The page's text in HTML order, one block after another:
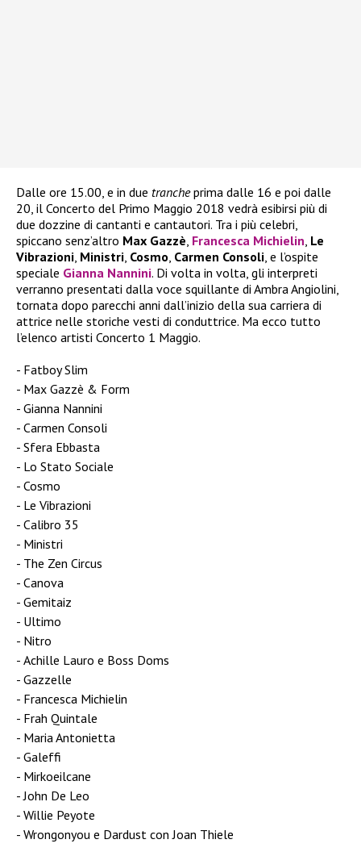
Dalle ore 15.00, e in due trancheprima dalle 16 e poi dalle
20, il Concerto del Primo Maggio 2018 vedrà esibirsi più di
due dozzine di cantanti e cantautori. Tra i più celebri,
spiccano senz’altro Max Gazzè Francesca Michielin Le
Vibrazioni Ministri Cosmo Carmen Consoli , e l’ospite
speciale Gianna Nannini. Di volta in volta, gli interpreti
verranno presentati dalla voce squillante di Ambra Angiolini,
tornata dopo parecchi anni dall’inizio della sua carriera di
attrice nelle storiche vesti di conduttrice. Ma ecco tutto
l’elenco artisti Concerto 1 Maggio.
Fatboy Slim
Max Gazzè & Form
Gianna Nannini
Carmen Consoli
Sfera Ebbasta
Lo Stato Sociale
Cosmo
Le Vibrazioni
Calibro 35
Ministri
The Zen Circus
Canova
Gemitaiz
Ultimo
Nitro
Achille Lauro e Boss Doms
Gazzelle
Francesca Michielin
Frah Quintale
Maria Antonietta
Galeffi
Mirkoeilcane
John De Leo
Willie Peyote
Wrongonyou e Dardust con Joan Thiele